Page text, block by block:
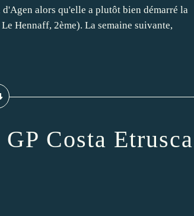
alors qu'elle a plutôt bien démarré la
Hennaff, 2ème). La semaine suivante,
Costa Etrusca